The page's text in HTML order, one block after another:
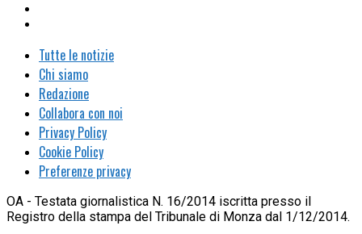
Tutte le notizie
Chi siamo
Redazione
Collabora con noi
Privacy Policy
Cookie Policy
Preferenze privacy
OA - Testata giornalistica N. 16/2014 iscritta presso il
Registro della stampa del Tribunale di Monza dal 1/12/2014.